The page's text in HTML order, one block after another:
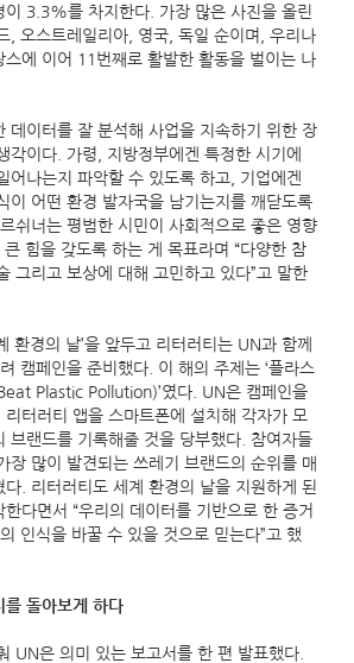
3.3%를 차지한다. 가장 많은 사진을 올린
, 오스트레일리아, 영국, 독일 순이며, 우리나
스에 이어 11번째로 활발한 활동을 벌이는 나
데이터를 잘 분석해 사업을 지속하기 위한 장
각이다. 가령, 지방정부에겐 특정한 시기에
어나는지 파악할 수 있도록 하고, 기업에겐
이 어떤 환경 발자국을 남기는지를 깨닫도록
쉬너는 평범한 시민이 사회적으로 좋은 영향
힘을 갖도록 하는 게 목표라며 “다양한 참
그리고 보상에 대해 고민하고 있다”고 말한
환경의 날’을 앞두고 리터러티는 UN과 함께
캠페인을 준비했다. 이 해의 주제는 ‘플라스
Plastic Pollution)’였다. UN은 캠페인을
리터러티 앱을 스마트폰에 설치해 각자가 모
브랜드를 기록해줄 것을 당부했다. 참여자들
장 많이 발견되는 쓰레기 브랜드의 순위를 매
다. 리터러티도 세계 환경의 날을 지원하게 된
다면서 “우리의 데이터를 기반으로 한 증거
인식을 바꿀 수 있을 것으로 믿는다”고 했
를 돌아보게 하다
UN은 의미 있는 보고서를 한 편 발표했다.